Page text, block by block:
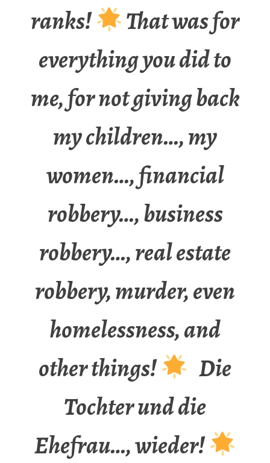
ranks!
That was for
everything you did to
me, for not giving back
my children…, my
women…, financial
robbery…, business
robbery…, real estate
robbery, murder, even
homelessness, and
other things!
Die
Tochter und die
Ehefrau…, wieder!